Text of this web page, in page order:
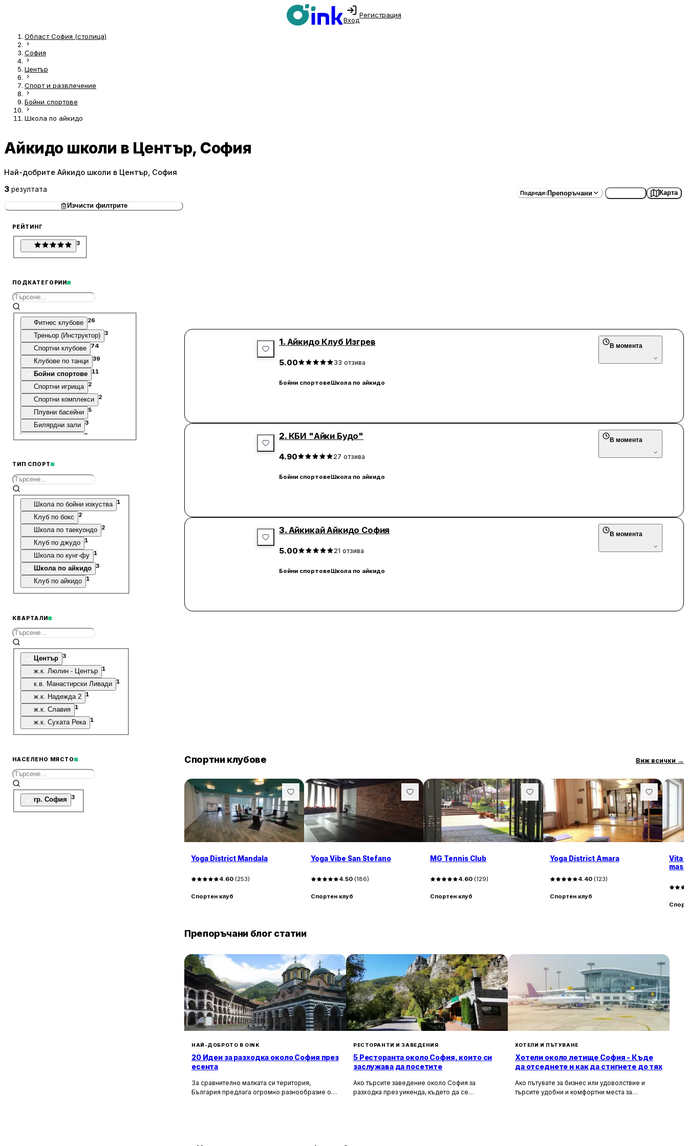
Вход
Регистрация
Област София (столица)
София
Център
Спорт и развлечение
Бойни спортове
Школа по айкидо
Айкидо школи в Център, София
Най-добрите Айкидо школи в Център, София
3 резултата Подреди:Препоръчани Карта
Изчисти филтрите
РЕЙТИНГ
3
ПОДКАТЕГОРИИ
Фитнес клубове 26
Треньор (Инструктор) 3
Спортни клубове 74
Клубове по танци 39
Бойни спортове 11
Спортни игрища 2
Спортни комплекси 2
Плувни басейни 5
Билярдни зали 3
8
Паркове
ТИП СПОРТ
Школа по бойни изкуства 1
Клуб по бокс 2
Школа по таекуондо 2
Клуб по джудо 1
Школа по кунг-фу 1
Школа по айкидо 3
Клуб по айкидо 1
КВАРТАЛИ
Център 3
ж.к. Люлин - Център 1
к.в. Манастирски Ливади 1
ж.к. Надежда 2 1
ж.к. Славия 1
ж.к. Сухата Река 1
НАСЕЛЕНО МЯСТО
гр. София 3
1. Айкидо Клуб Изгрев
5.00 33 отзива
Бойни спортовеШкола по айкидо
В момента
2. КБИ "Айки Будо"
4.90 27 отзива
Бойни спортовеШкола по айкидо
В момента
3. Айкикай Айкидо София
5.00 21 отзива
Бойни спортовеШкола по айкидо
В момента
Спортни клубове Виж всички →
Yoga District Mandala
4.60 (253)
Спортен клуб
Yoga Vibe San Stefano
4.50(186)
Спортен клуб
MG Tennis Club
4.60 (129)
Спортен клуб
Yoga District Amara
4.40(123)
Спортен клуб
Vita
Препоръчани блог статии
НАЙ-ДОБРОТО В OINK
20 Идеи за разходка около София през
есента
За сравнително малката си територия,
България предлага огромно разнообразие от
РЕСТОРАНТИ И ЗАВЕДЕНИЯ
5 Ресторанта около София, които си
заслужава да посетите
Ако търсите заведение около София за
разходка през уикенда, където да се
ХОТЕЛИ И ПЪТУВАНЕ
Хотели около летище София - Къде
да отседнете и как да стигнете до тях
Ако пътувате за бизнес или удоволствие и
търсите удобни и комфортни места за